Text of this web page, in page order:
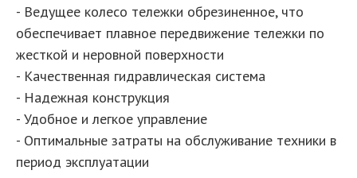
- Ведущее колесо тележки обрезиненное, что
обеспечивает плавное передвижение тележки по
жесткой и неровной поверхности
- Качественная гидравлическая система
- Надежная конструкция
- Удобное и легкое управление
- Оптимальные затраты на обслуживание техники в
период эксплуатации